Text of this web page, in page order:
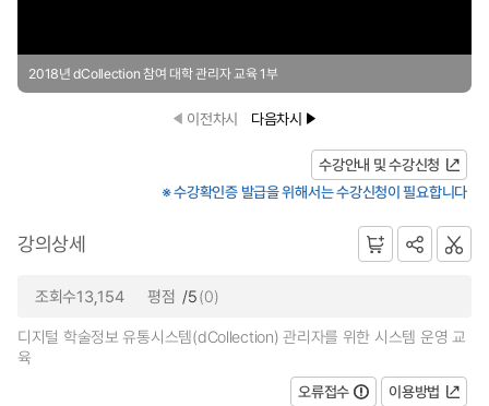
2018년 dCollection 참여 대학 관리자 교육 1부
이전차시 다음차시
수강안내 및 수강신청
※ 수강확인증 발급을 위해서는 수강신청이 필요합니다
강의상세
조회수13,154 평점 /5(0)
디지털 학술정보 유통시스템(dCollection) 관리자를 위한 시스템 운영 교
육
오류접수
이용방법